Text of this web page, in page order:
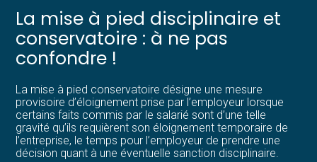
La mise à pied disciplinaire et
conservatoire : à ne pas
confondre !
La mise à pied conservatoire désigne une mesure
provisoire d’éloignement prise par l’employeur lorsque
certains faits commis par le salarié sont d’une telle
gravité qu’ils requièrent son éloignement temporaire de
l’entreprise, le temps pour l’employeur de prendre une
décision quant à une éventuelle sanction disciplinaire.